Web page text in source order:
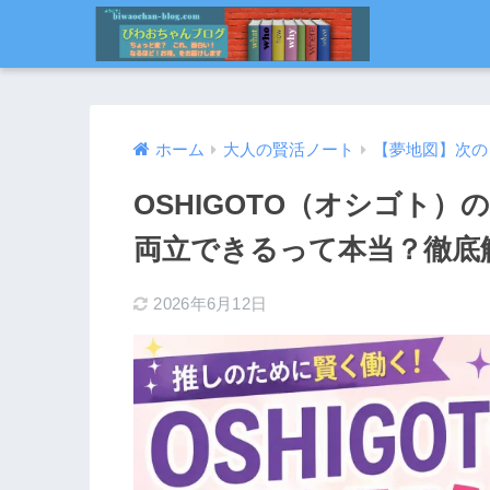
ホーム 大人の賢活ノート 【夢地図】次
OSHIGOTO（オシゴト）
両立できるって本当？徹底
2026年6月12日